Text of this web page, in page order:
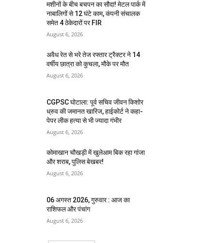
मशीनों के बीच बचपन का सौदा! मेटल पार्क में
नाबालिगों से 12 घंटे काम, कंपनी संचालक
समेत 4 ठेकेदारों पर FIR
August 6, 2026
अवैध रेत से भरे तेज रफ्तार ट्रैक्टर ने 14
वर्षीय छात्रा को कुचला, मौके पर मौत
August 6, 2026
CGPSC घोटाला: पूर्व सचिव जीवन किशोर
ध्रुव की जमानत खारिज, हाईकोर्ट ने कहा-
पेपर लीक हत्या से भी ज्यादा गंभीर
August 6, 2026
कोमाखान चौखड़ी में खुलेआम बिक रहा गांजा
और शराब, पुलिस बेखबर!
August 6, 2026
06 अगस्त 2026, गुरुवार : आज का
राशिफल और पंचांग
August 6, 2026